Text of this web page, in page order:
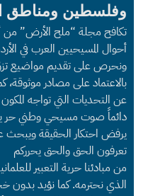
وفلسطين ومناطق
تكافح مجلة “ملح الأرض” من
أحوال المسيحيين العرب في
ونحرص على تقديم مواضيع
بالاعتماد على مصادر
عن التحديات التي تواجه
دائماً صوت مسيحي وطني حر
يرفض احتكار الحقيقة ويبحث
تعرفون الحق والحق يحرركم
من مبادئنا حرية التعبير
الذي نحترمه. كما نؤيد بدون